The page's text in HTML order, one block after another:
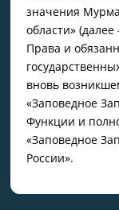
значения
области»
Права и
вновь
«Заповедное
Функции и
«Заповедное
России».